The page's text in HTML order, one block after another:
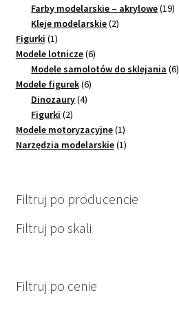
produktów
Farby modelarskie – akrylowe 1919
Kleje modelarskie 22
Figurki 11
produkt
Modele lotnicze 66
produktów
Modele samolotów do sklejania 66
Modele figurek 66
Dinozaury 44
Figurki 22
produkty
Modele motoryzacyjne 11
produkt
Narzędzia modelarskie 11
Filtruj po producencie
Filtruj po skali
Filtruj po cenie